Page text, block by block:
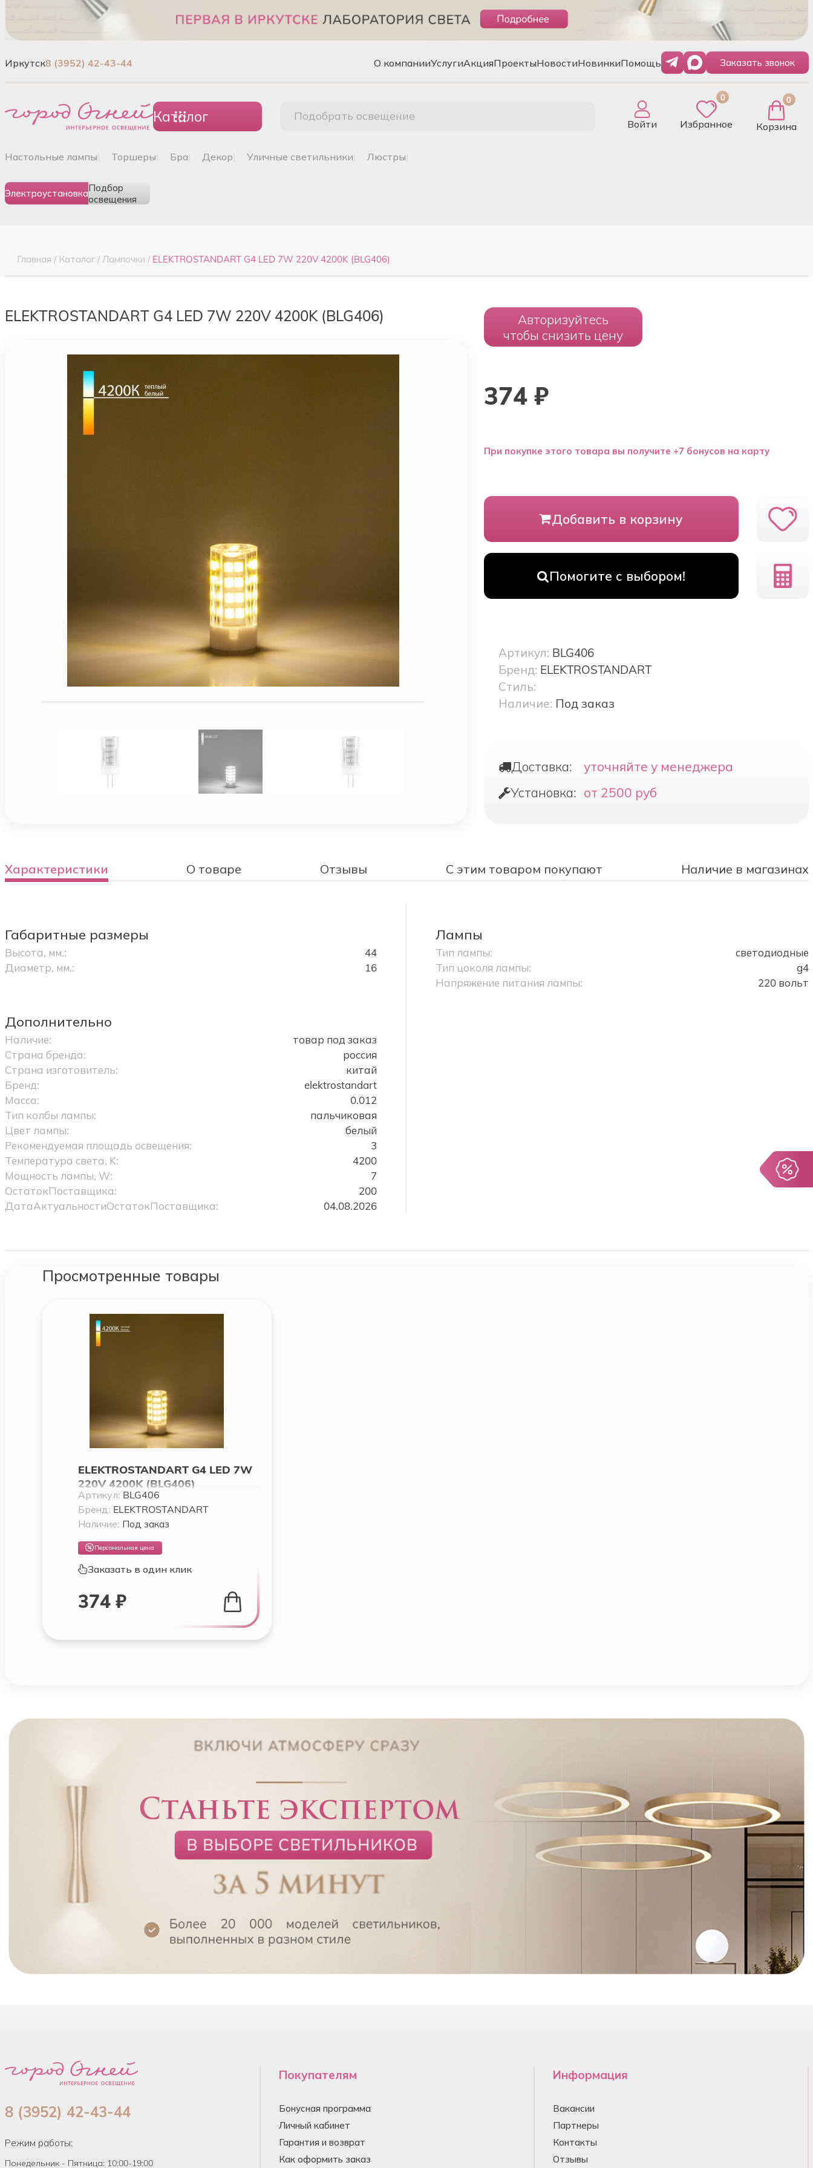
Иркутск8 (3952) 42-43-44 О компанииУслугиАкцияПроектыНовостиНовинкиПомощь Заказать звонок
Каталог Подобрать освещение
Войти
0
Избранное
0
Корзина
настольные лампы торшеры бра декор уличные светильники люстры
ЭлектроустановкаПодбор
освещения
Главная / Каталог / Лампочки / ELEKTROSTANDART G4 LED 7W 220V 4200K (BLG406)
ELEKTROSTANDART G4 LED 7W 220V 4200K (BLG406)
Авторизуйтесь
чтобы снизить цену
374₽
При покупке этого товара вы получите +7 бонусов на карту
Добавить в корзину
Помогите с выбором!
Артикул: BLG406
Бренд: ELEKTROSTANDART
Стиль:
Наличие: Под заказ
Доставка:
уточняйте у менеджера
Установка: от 2500 руб
Характеристики О товаре Отзывы С этим товаром покупают Наличие в магазинах
Габаритные размеры
Высота, мм.:
44
Диаметр, мм.:
16
Лампы
Тип лампы:
светодиодные
Тип цоколя лампы:
g4
Напряжение питания лампы:
220 вольт
Дополнительно
Наличие:
товар под заказ
Страна бренда:
россия
Страна изготовитель:
китай
Бренд:
elektrostandart
Масса:
0.012
Тип колбы лампы:
пальчиковая
Цвет лампы:
белый
Рекомендуемая площадь освещения:
3
Температура света, K:
4200
Мощность лампы, W:
7
ОстатокПоставщика:
200
ДатаАктуальностиОстатокПоставщика:
04.08.2026
Просмотренные товары
ELEKTROSTANDART G4 LED 7W
220V 4200K (BLG406)
Артикул: BLG406
Бренд: ELEKTROSTANDART
Наличие: Под заказ
Персональная цена
Заказать в один клик
374 ₽
8 (3952) 42-43-44
Режим работы:
Понедельник - Пятница: 10:00-19:00
Покупателям
Бонусная программа
Личный кабинет
Гарантия и возврат
Как оформить заказ
Информация
Вакансии
Партнеры
Контакты
Отзывы